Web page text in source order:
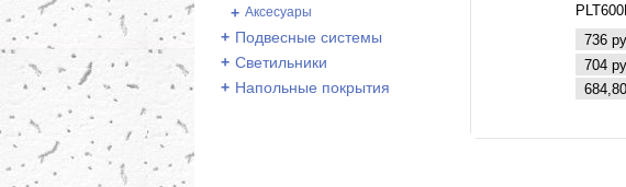
+ Аксесуары
+ Подвесные системы
+ Светильники
+ Напольные покрытия
36W/
736
704